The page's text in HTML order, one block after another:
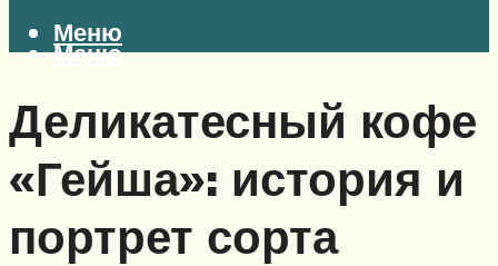
Меню
Меню
Деликатесный кофе
«Гейша»: история и
портрет сорта